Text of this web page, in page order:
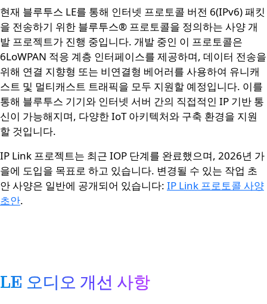
현재 블루투스 LE를 통해 인터넷 프로토콜 버전 6(IPv6) 패킷
을 전송하기 위한 블루투스® 프로토콜을 정의하는 사양 개
발 프로젝트가 진행 중입니다. 개발 중인 이 프로토콜은
6LoWPAN 적응 계층 인터페이스를 제공하며, 데이터 전송을
위해 연결 지향형 또는 비연결형 베어러를 사용하여 유니캐
스트 및 멀티캐스트 트래픽을 모두 지원할 예정입니다. 이를
통해 블루투스 기기와 인터넷 서버 간의 직접적인 IP 기반 통
신이 가능해지며, 다양한 IoT 아키텍처와 구축 환경을 지원
할 것입니다. ​
IP Link 프로젝트는 최근 IOP 단계를 완료했으며, 2026년 가
을에 도입을 목표로 하고 있습니다. 변경될 수 있는 작업 초
안 사양은 일반에 공개되어 있습니다: IP Link 프로토콜 사양
초안.
LE 오디오 개선 사항